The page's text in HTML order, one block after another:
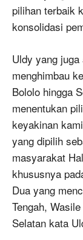
pilihan terbaik
konsolidasi
Uldy yang
menghimbau
Bololo hingga
menentukan
keyakinan
yang dipilih
masyarakat
khususnya
Dua yang
Tengah,
Selatan kata